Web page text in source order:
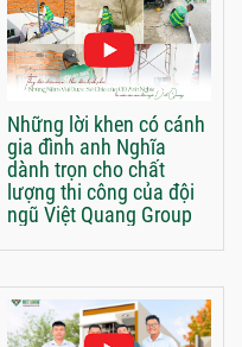
Những lời khen có cánh
gia đình anh Nghĩa
dành trọn cho chất
lượng thi công của đội
ngũ Việt Quang Group